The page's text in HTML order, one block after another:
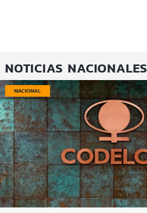
NOTICIAS NACIONALES
NACIONAL